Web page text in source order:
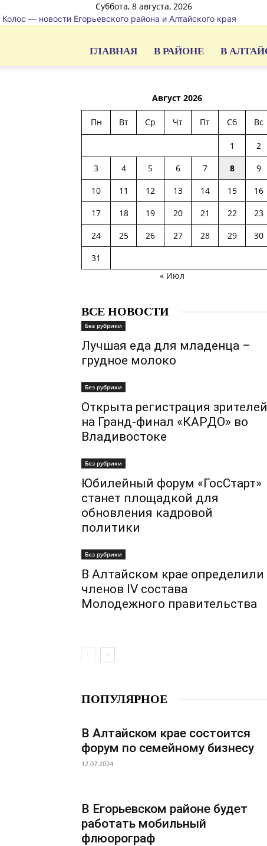
Суббота, 8 августа, 2026
Колос — новости Егорьевского района и Алтайского края
ГЛАВНАЯ В РАЙОНЕ В
Август 2026
Пн Вт Ср Чт Пт Сб Вс
1
2
3
4 5 6 7 8
9
10
11 12 13 14 15
16
17
18 19 20 21 22
23
24
25 26 27 28 29
30
31
« Июл
ВСЕ НОВОСТИ
Без рубрики
Лучшая еда для младенца –
грудное молоко
Без рубрики
Открыта регистрация зрителей
на Гранд-финал «КАРДО» во
Владивостоке
Без рубрики
Юбилейный форум «ГосСтарт»
станет площадкой для
обновления кадровой
политики
Без рубрики
В Алтайском крае определили
членов IV состава
Молодежного правительства
ПОПУЛЯРНОЕ
В Алтайском крае состоится
форум по семейному бизнесу
12.07.2024
В Егорьевском районе будет
работать мобильный
флюорограф